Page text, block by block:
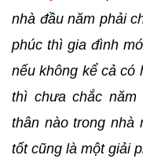
nhà đầu năm phải
phúc thì gia đình
nếu không kể cả có
thì chưa chắc
thân nào trong nhà
tốt cũng là một giải